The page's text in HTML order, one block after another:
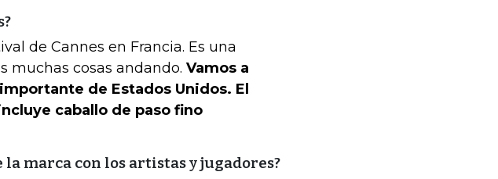
de Cannes en Francia. Es una
muchas cosas andando. Vamos a
de Estados Unidos. El
caballo de paso fino
marca con los artistas y jugadores?